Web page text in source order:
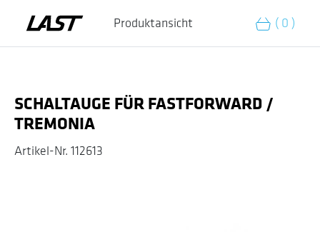
Produktansicht ( 0 )
Zum Warenkorb hinzufügen
SCHALTAUGE FÜR FASTFORWARD /
TREMONIA
Artikel-Nr. 112613